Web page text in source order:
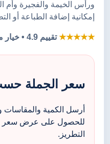
ورأس الخيمة والفجيرة وأم
إمكانية إضافة الطباعة أو
★★★★★تقييم 4.9 • خيار مفضل لطلبات الزي بالجملة
سعر الجملة
أرسل الكمية والمقاسات
للحصول على عرض سعر
التطريز.